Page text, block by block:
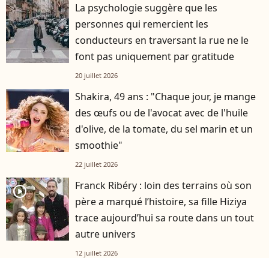
La psychologie suggère que les
personnes qui remercient les
conducteurs en traversant la rue ne le
font pas uniquement par gratitude
20 juillet 2026
Shakira, 49 ans : "Chaque jour, je mange
des œufs ou de l'avocat avec de l'huile
d'olive, de la tomate, du sel marin et un
smoothie"
22 juillet 2026
player2
Franck Ribéry : loin des terrains où son
père a marqué l’histoire, sa fille Hiziya
trace aujourd’hui sa route dans un tout
autre univers
12 juillet 2026